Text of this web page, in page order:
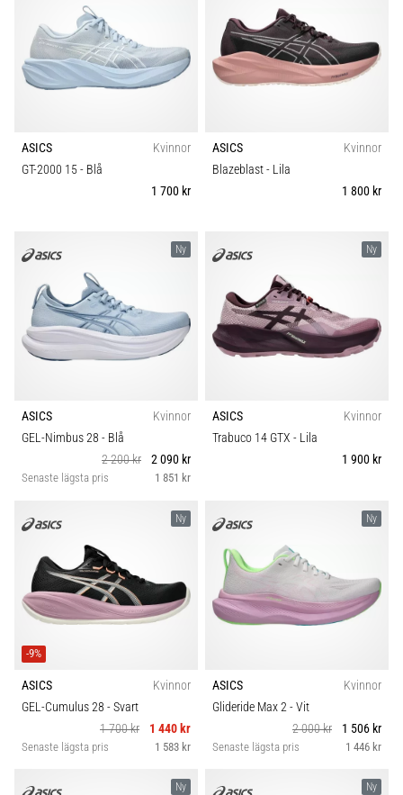
även
känt
som
iliotibialbandssyndrom
ett
mycket
löpare
drabbas
Vad…
artiklar
ASICS
Kvinnor
GT-2000 15- Blå
1 700 kr
ASICS
Kvinnor
Blazeblast- Lila
1 800 kr
Ny
ASICS
Kvinnor
GEL-Nimbus 28 - Blå
2 200 kr
2 090 kr
Senaste lägsta pris 1 851 kr
Ny
ASICS
Kvinnor
Trabuco 14 GTX - Lila
1 900 kr
Ny
-9%
ASICS
Kvinnor
GEL-Cumulus 28 - Svart
1 700 kr
1 440 kr
Senaste lägsta pris 1 583 kr
Ny
ASICS
Kvinnor
Glideride Max 2- Vit
2 000 kr
1 506 kr
Senaste lägsta pris 1 446 kr
Ny Ny